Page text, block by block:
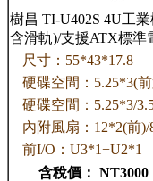
樹昌 TI-U402S 4U工
含滑軌)/支援ATX標準
尺寸：55*43*17.8
硬碟空間：5.25*3(
硬碟空間：5.25*3/
內附風扇：12*2(前)/
前I/O：U3*1+U2*1
含稅價：